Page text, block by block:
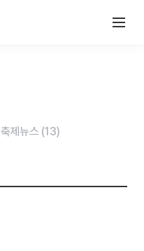
축제뉴스 (13)